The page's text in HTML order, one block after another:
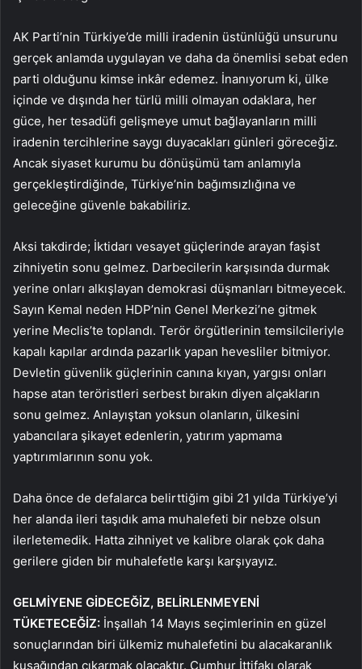
AK Parti’nin Türkiye’de milli iradenin üstünlüğü unsurunu
gerçek anlamda uygulayan ve daha da önemlisi sebat eden
parti olduğunu kimse inkâr edemez. İnanıyorum ki, ülke
içinde ve dışında her türlü milli olmayan odaklara, her
güce, her tesadüfi gelişmeye umut bağlayanların milli
iradenin tercihlerine saygı duyacakları günleri göreceğiz.
Ancak siyaset kurumu bu dönüşümü tam anlamıyla
gerçekleştirdiğinde, Türkiye’nin bağımsızlığına ve
geleceğine güvenle bakabiliriz.
Aksi takdirde; İktidarı vesayet güçlerinde arayan faşist
zihniyetin sonu gelmez. Darbecilerin karşısında durmak
yerine onları alkışlayan demokrasi düşmanları bitmeyecek.
Sayın Kemal neden HDP’nin Genel Merkezi’ne gitmek
yerine Meclis’te toplandı. Terör örgütlerinin temsilcileriyle
kapalı kapılar ardında pazarlık yapan hevesliler bitmiyor.
Devletin güvenlik güçlerinin canına kıyan, yargısı onları
hapse atan teröristleri serbest bırakın diyen alçakların
sonu gelmez. Anlayıştan yoksun olanların, ülkesini
yabancılara şikayet edenlerin, yatırım yapmama
yaptırımlarının sonu yok.
Daha önce de defalarca belirttiğim gibi 21 yılda Türkiye’yi
her alanda ileri taşıdık ama muhalefeti bir nebze olsun
ilerletemedik. Hatta zihniyet ve kalibre olarak çok daha
gerilere giden bir muhalefetle karşı karşıyayız.
GELMİYENE GİDECEĞİZ, BELİRLENMEYENİ
TÜKETECEĞİZ: İnşallah 14 Mayıs seçimlerinin en güzel
sonuçlarından biri ülkemiz muhalefetini bu alacakaranlık
kuşağından çıkarmak olacaktır. Cumhur İttifakı olarak